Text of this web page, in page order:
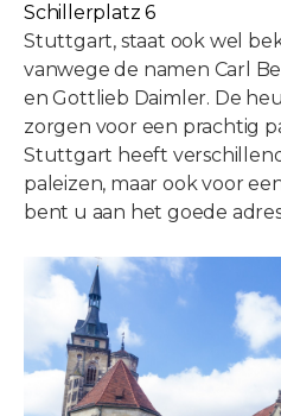
Schillerplatz 6
Stuttgart, staat ook wel
vanwege de namen Carl
en Gottlieb Daimler. De
zorgen voor een prachtig
Stuttgart heeft
paleizen, maar ook voor
bent u aan het goede